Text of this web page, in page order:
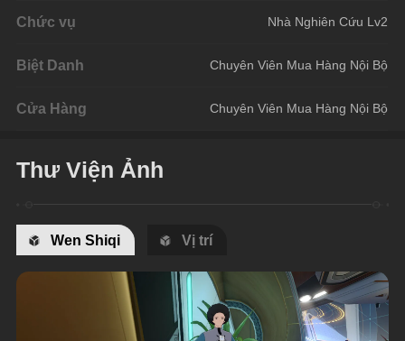
Chức vụ Nhà Nghiên Cứu Lv2
Biệt Danh Chuyên Viên Mua Hàng Nội Bộ
Cửa Hàng Chuyên Viên Mua Hàng Nội Bộ
Thư Viện Ảnh
Wen Shiqi Vị trí